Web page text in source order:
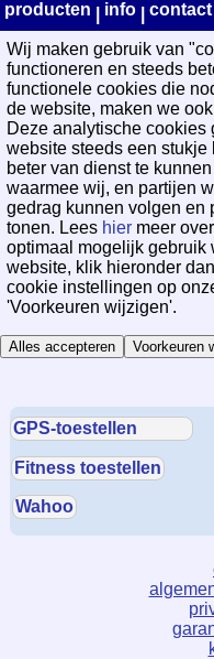
WayPoint
Wij maken gebruik van
functioneren en steeds
functionele cookies die
de website, maken we
Deze analytische
website steeds een
beter van dienst te
waarmee wij, en partijen
gedrag kunnen volgen en
tonen. Lees hier meer
optimaal mogelijk gebruik
website, klik hieronder
cookie instellingen op
'Voorkeuren wijzigen'.
Alles accepteren Voorkeuren
producten info contact
GPS-toestellen
Fitness toestellen
Wahoo